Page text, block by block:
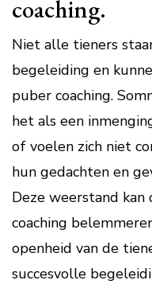
coaching.
Niet alle tieners
begeleiding en
puber coaching.
het als een
of voelen zich niet
hun gedachten en
Deze weerstand
coaching
openheid van de
succesvolle